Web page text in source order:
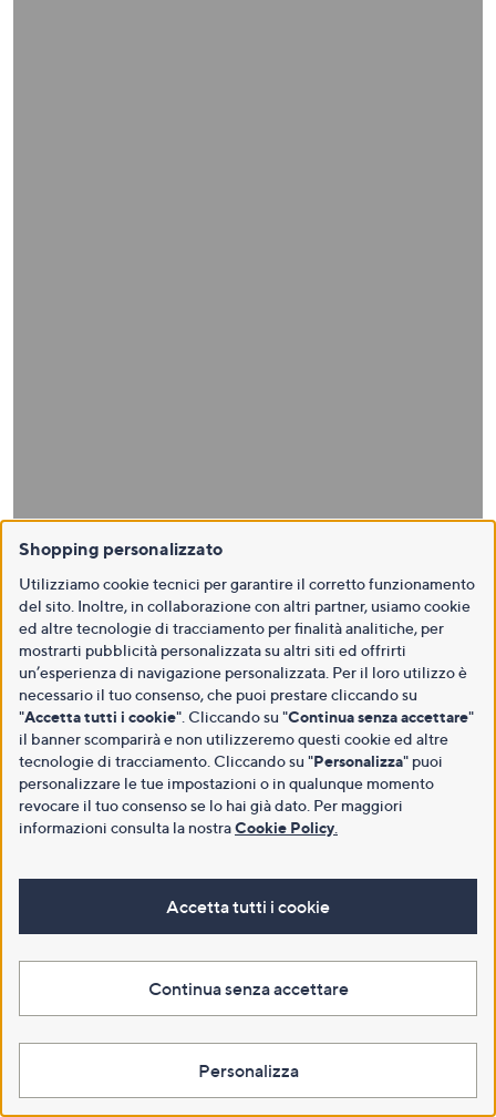
Shopping personalizzato
Utilizziamo cookie tecnici per garantire il corretto funzionamento
del sito. Inoltre, in collaborazione con altri partner, usiamo cookie
ed altre tecnologie di tracciamento per finalità analitiche, per
mostrarti pubblicità personalizzata su altri siti ed offrirti
un’esperienza di navigazione personalizzata. Per il loro utilizzo è
necessario il tuo consenso, che puoi prestare cliccando su
"Accetta tutti i cookie". Cliccando su "Continua senza accettare"
il banner scomparirà e non utilizzeremo questi cookie ed altre
tecnologie di tracciamento. Cliccando su "Personalizza" puoi
personalizzare le tue impostazioni o in qualunque momento
revocare il tuo consenso se lo hai già dato. Per maggiori
informazioni consulta la nostraCookie Policy
Accetta tutti i cookie
Continua senza accettare
Personalizza